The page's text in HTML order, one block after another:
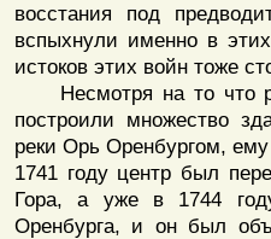
восстания под
вспыхнули именно в
истоков этих войн тоже
Несмотря на то что
построили множество
реки Орь Оренбургом,
1741 году центр был
Гора, а уже в 1744
Оренбурга, и он был